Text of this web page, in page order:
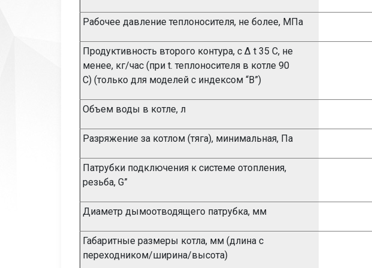
Рабочее давление теплоносителя, не более, МПа
Продуктивность второго контура, с Δ t 35 С, не
менее, кг/час (при t. теплоносителя в котле 90
С) (только для моделей с индексом “В”)
Объем воды в котле, л
Разряжение за котлом (тяга), минимальная, Па
Патрубки подключения к системе отопления,
резьба, G”
Диаметр дымоотводящего патрубка, мм
Габаритные размеры котла, мм (длина с
переходником/ширина/высота)